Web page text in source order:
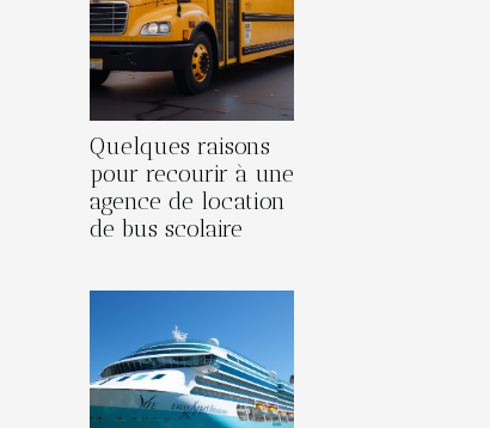
Quelques raisons
pour recourir à une
agence de location
de bus scolaire